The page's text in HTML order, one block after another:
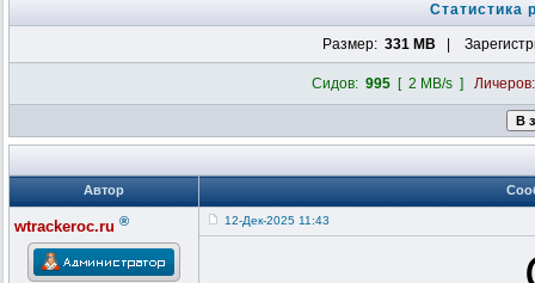
Статистика
Размер: 331 MB |
Сидов: 995[ 2 MB/s ]
Автор
wtrackeroc.ru ® 12-Дек-2025 11:43